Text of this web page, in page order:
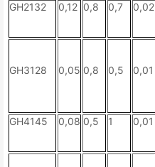
GH2132 0,12 0,8 0,7 0,02
GH3128 0,05 0,8 0,5 0,01
GH4145 0,08 0,5 1 0,01